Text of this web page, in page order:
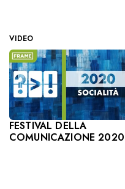
VIDEO
FESTIVAL DELLA
COMUNICAZIONE 2020